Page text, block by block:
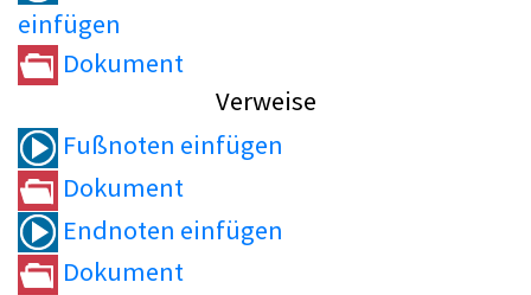
einfügen
Dokument
Verweise
Fußnoten einfügen
Dokument
Endnoten einfügen
Dokument